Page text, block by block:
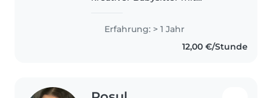
Kleinkindern. Ich liebe es, mit
Kindern zu malen, basteln und
zu spielen. Ab September
Erfahrung: > 1 Jahr
12,00 €/Stunde